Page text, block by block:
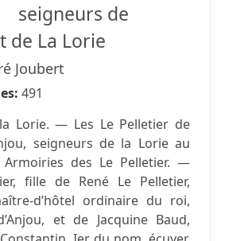
seigneurs de
de La Lorie
Joubert
491
Lorie. — Les Le Pelletier de
seigneurs de la Lorie au
des Le Pelletier. —
fille de René Le Pelletier,
d’hôtel ordinaire du roi,
et de Jacquine Baud,